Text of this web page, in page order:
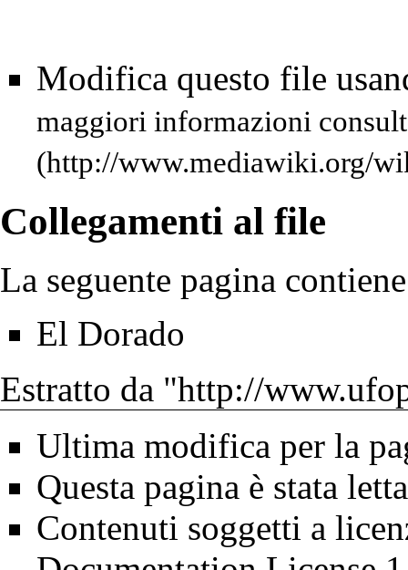
Modifica questo file
maggiori informazioni
Collegamenti al file
La seguente pagina
El Dorado
Estratto da "http://
Ultima modifica per la
Questa pagina è stata
Contenuti soggetti a